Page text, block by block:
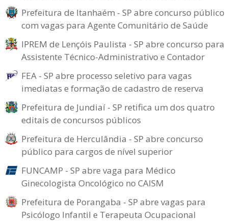
Prefeitura de Itanhaém - SP abre concurso público
com vagas para Agente Comunitário de Saúde
IPREM de Lençóis Paulista - SP abre concurso para
Assistente Técnico-Administrativo e Contador
FEA - SP abre processo seletivo para vagas
imediatas e formação de cadastro de reserva
Prefeitura de Jundiaí - SP retifica um dos quatro
editais de concursos públicos
Prefeitura de Herculândia - SP abre concurso
público para cargos de nível superior
FUNCAMP - SP abre vaga para Médico
Ginecologista Oncológico no CAISM
Prefeitura de Porangaba - SP abre vagas para
Psicólogo Infantil e Terapeuta Ocupacional